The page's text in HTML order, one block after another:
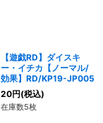
【遊戯RD】ダイスキ
ー・イチカ【ノーマル/
効果】RD/KP19-JP005
20円(税込)
在庫数5枚